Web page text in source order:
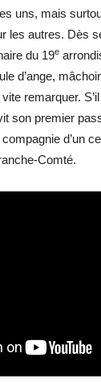
uns, mais
les autres. Dès
du 19e
d’ange,
remarquer.
son premier
d’un
Comté.